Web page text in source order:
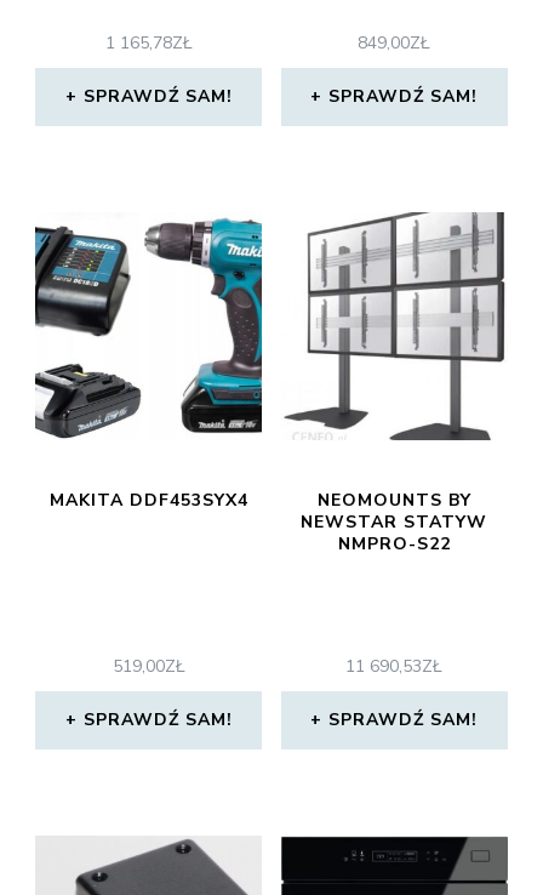
1 165,78ZŁ
SPRAWDŹ SAM!
849,00ZŁ
SPRAWDŹ SAM!
MAKITA DDF453SYX4
519,00ZŁ
SPRAWDŹ SAM!
NEOMOUNTS BY
NEWSTAR STATYW
NMPRO-S22
11 690,53ZŁ
SPRAWDŹ SAM!